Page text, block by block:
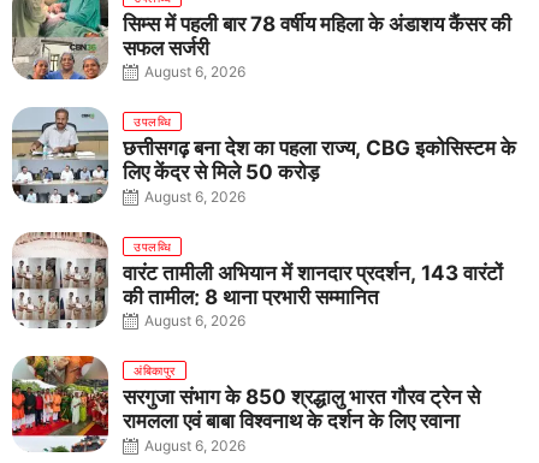
सिम्स में पहली बार 78 वर्षीय महिला के अंडाशय कैंसर की
सफल सर्जरी
August 6, 2026
उपलब्धि
छत्तीसगढ़ बना देश का पहला राज्य, CBG इकोसिस्टम के
लिए केंद्र से मिले 50 करोड़
August 6, 2026
उपलब्धि
वारंट तामीली अभियान में शानदार प्रदर्शन, 143 वारंटों
की तामील; 8 थाना प्रभारी सम्मानित
August 6, 2026
अंबिकापुर
सरगुजा संभाग के 850 श्रद्धालु भारत गौरव ट्रेन से
रामलला एवं बाबा विश्वनाथ के दर्शन के लिए रवाना
August 6, 2026